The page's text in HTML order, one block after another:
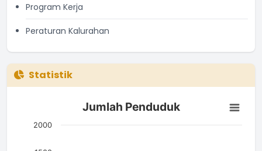
Program Kerja
Peraturan Kalurahan
Statistik
Jumlah Penduduk
Bar chart with 3 bars.
The chart has 1 X axis displaying categories.
Jumlah Penduduk
2000